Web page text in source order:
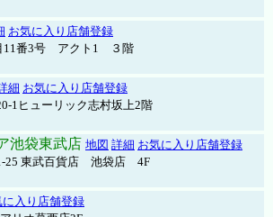
お気に入り店舗登録
11番3号 アクト1 ３階
細 お気に入り店舗登録
1ヒューリック志村坂上2階
池袋東武店 地図 詳細 お気に入り店舗登録
25 東武百貨店 池袋店 4F
に入り店舗登録